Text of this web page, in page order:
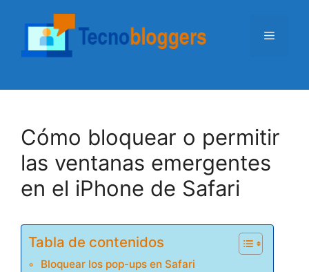
contenido
Menú
Cómo bloquear o permitir
las ventanas emergentes
en el iPhone de Safari
Tabla de contenidos
Bloquear los pop-ups en Safari